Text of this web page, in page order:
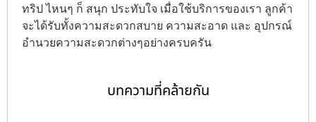
ทริป ไหนๆ ก็ สนุก ประทับใจ เมื่อใช้บริการของเรา ลูกค้า
จะได้รับทั้งความสะดวกสบาย ความสะอาด และ อุปกรณ์
อำนวยความสะดวกต่างๆอย่างครบครัน
บทความที่คล้ายกัน